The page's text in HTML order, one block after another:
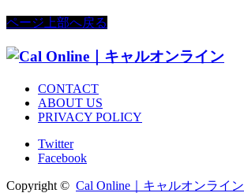
ページ上部へ戻る
CONTACT
ABOUT US
PRIVACY POLICY
Twitter
Facebook
Copyright © Cal Online｜キャルオンライン